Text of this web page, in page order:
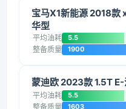
宝马X1新能源 2018
华型
平均油耗 5.5
整备质量 1900
蒙迪欧 2023款 1.5T
平均油耗 5.5
整备质量 1603